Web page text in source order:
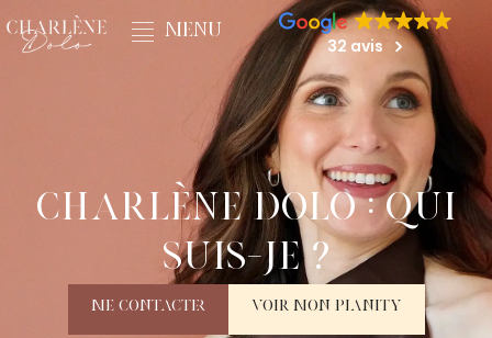
32 avis
Charlène Dolo : qui
suis-je ?
Me contacter Voir mon planity